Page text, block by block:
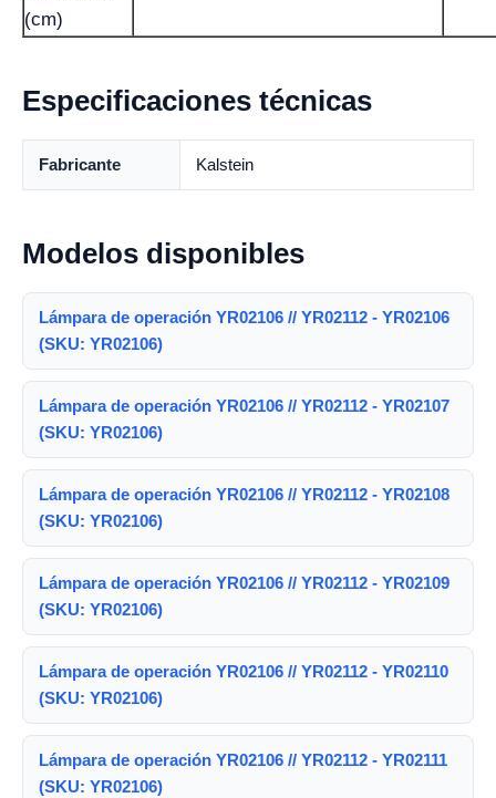
(cm)
Especificaciones técnicas
Fabricante Kalstein
Modelos disponibles
Lámpara de operación YR02106 // YR02112 - YR02106
(SKU: YR02106)
Lámpara de operación YR02106 // YR02112 - YR02107
(SKU: YR02106)
Lámpara de operación YR02106 // YR02112 - YR02108
(SKU: YR02106)
Lámpara de operación YR02106 // YR02112 - YR02109
(SKU: YR02106)
Lámpara de operación YR02106 // YR02112 - YR02110
(SKU: YR02106)
Lámpara de operación YR02106 // YR02112 - YR02111
(SKU: YR02106)